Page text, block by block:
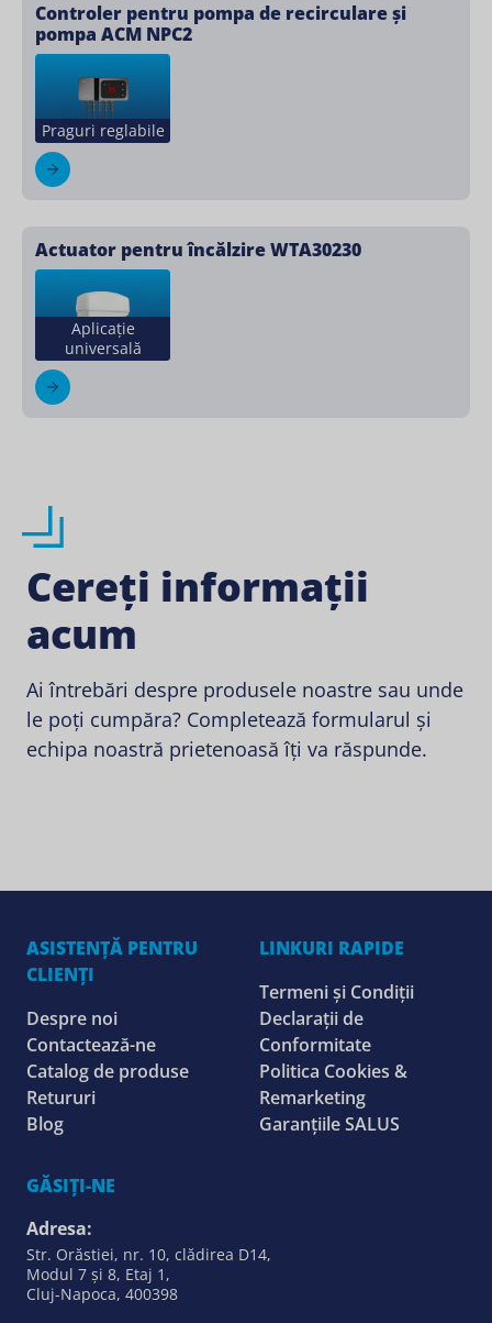
Controler pentru pompa de recirculare și
pompa ACM NPC2
Praguri reglabile
Actuator pentru încălzire WTA30230
Aplicație
universală
Cereți informații
acum
Ai întrebări despre produsele noastre sau unde
le poți cumpăra? Completează formularul și
echipa noastră prietenoasă îți va răspunde.
ASISTENȚĂ PENTRU
CLIENȚI
Despre noi
Contactează-ne
Catalog de produse
Retururi
Blog
LINKURI RAPIDE
Termeni și Condiții
Declarații de
Conformitate
Politica Cookies &
Remarketing
Garanțiile SALUS
GĂSIȚI-NE
Adresa:
Str. Orăstiei, nr. 10, clădirea D14,
Modul 7 și 8, Etaj 1,
Cluj-Napoca, 400398